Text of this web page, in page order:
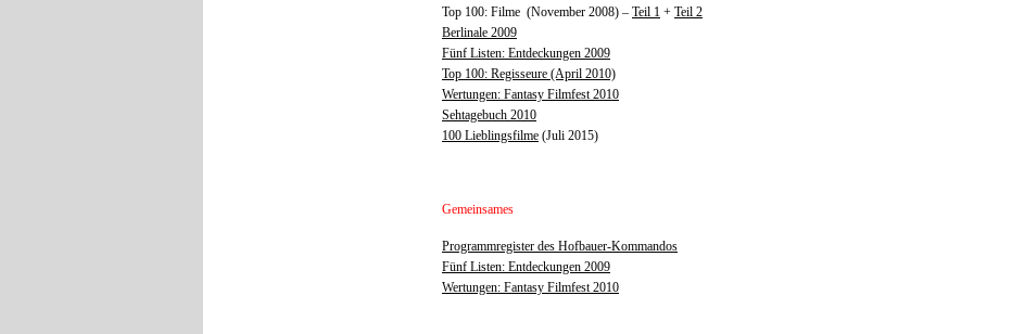
Top 100: Filme (November 2008) – Teil 1 + Teil 2
Berlinale 2009
Fünf Listen: Entdeckungen 2009
Top 100: Regisseure (April 2010)
Wertungen: Fantasy Filmfest 2010
Sehtagebuch 2010
100 Lieblingsfilme (Juli 2015)
Gemeinsames
Programmregister des Hofbauer-Kommandos
Fünf Listen: Entdeckungen 2009
Wertungen: Fantasy Filmfest 2010